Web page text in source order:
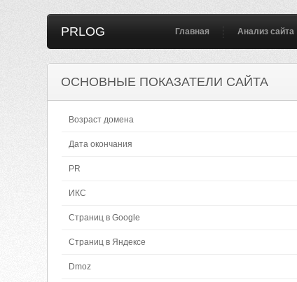
PRLOG Главная Анализ сайта
ОСНОВНЫЕ ПОКАЗАТЕЛИ САЙТА
Возраст домена
Дата окончания
PR
ИКС
Страниц в Google
Страниц в Яндексе
Dmoz